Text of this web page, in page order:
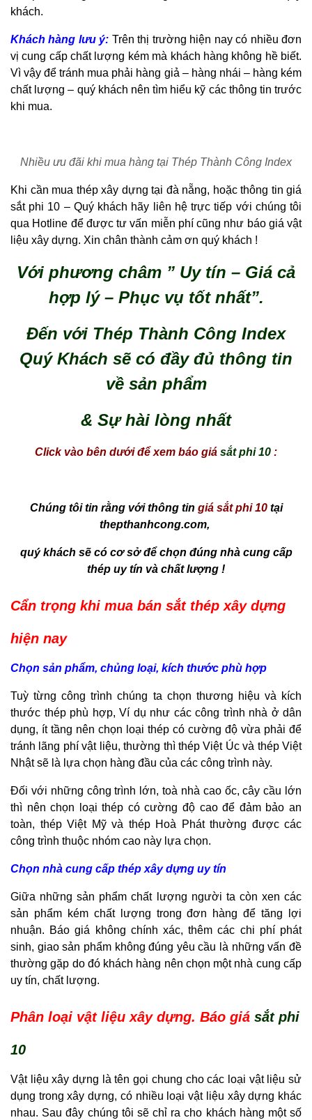
khách.
Khách hàng lưu ý: Trên thị trường hiện nay có nhiều đơn
vị cung cấp chất lượng kém mà khách hàng không hề biết.
Vì vậy để tránh mua phải hàng giả – hàng nhái – hàng kém
chất lượng – quý khách nên tìm hiểu kỹ các thông tin trước
khi mua.
Nhiều ưu đãi khi mua hàng tại Thép Thành Công Index
Khi cần mua thép xây dựng tại đà nẵng, hoặc thông tin giá
sắt phi 10 – Quý khách hãy liên hệ trực tiếp với chúng tôi
qua Hotline để được tư vấn miễn phí cũng như báo giá vật
liệu xây dựng. Xin chân thành cảm ơn quý khách !
Với phương châm ” Uy tín – Giá cả
hợp lý – Phục vụ tốt nhất”.
Đến với Thép Thành Công Index
Quý Khách sẽ có đầy đủ thông tin
về sản phẩm
& Sự hài lòng nhất
Click vào bên dưới để xem báo giá sắt phi 10 :
Chúng tôi tin rằng với thông tin giá sắt phi 10 tại
thepthanhcong.com,
quý khách sẽ có cơ sở để chọn đúng nhà cung cấp
thép uy tín và chất lượng !
Cẩn trọng khi mua bán sắt thép xây dựng
hiện nay
Chọn sản phẩm, chủng loại, kích thước phù hợp
Tuỳ từng công trình chúng ta chọn thương hiệu và kích
thước thép phù hợp, Ví dụ như các công trình nhà ở dân
dụng, ít tầng nên chọn loại thép có cường độ vừa phải để
tránh lãng phí vật liệu, thường thì thép Việt Úc và thép Việt
Nhật sẽ là lựa chọn hàng đầu của các công trình này.
Đối với những công trình lớn, toà nhà cao ốc, cây cầu lớn
thì nên chọn loại thép có cường độ cao để đảm bảo an
toàn, thép Việt Mỹ và thép Hoà Phát thường được các
công trình thuộc nhóm cao này lựa chọn.
Chọn nhà cung cấp thép xây dựng uy tín
Giữa những sản phẩm chất lượng người ta còn xen các
sản phẩm kém chất lượng trong đơn hàng để tăng lợi
nhuận. Báo giá không chính xác, thêm các chi phí phát
sinh, giao sản phẩm không đúng yêu cầu là những vấn đề
thường gặp do đó khách hàng nên chọn một nhà cung cấp
uy tín, chất lượng.
Phân loại vật liệu xây dựng. Báo giá sắt phi
10
Vật liệu xây dựng là tên gọi chung cho các loại vật liệu sử
dụng trong xây dựng, có nhiều loại vật liệu xây dựng khác
nhau. Sau đây chúng tôi sẽ chỉ ra cho khách hàng một số